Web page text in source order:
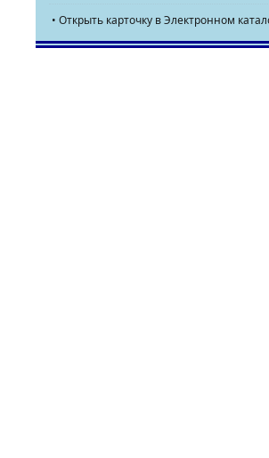
• Открыть карточку в Электронном